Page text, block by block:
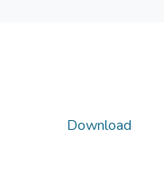
Download